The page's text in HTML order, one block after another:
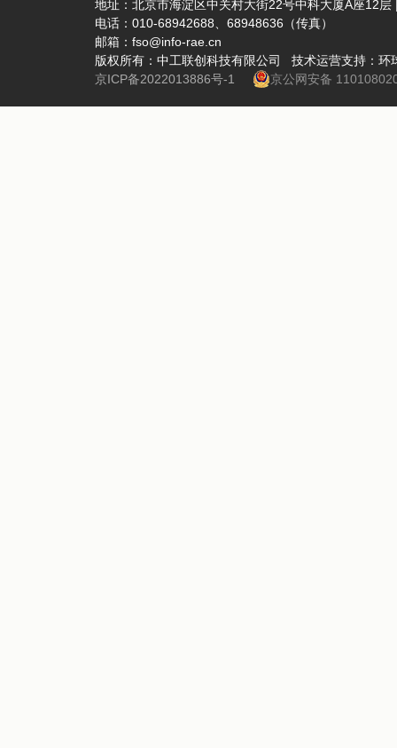
地址：北京市海淀区中关村大街22号中科大厦A座12层
电话：010-68942688、68948636（传真）
邮箱：fso@info-rae.cn
版权所有：中工联创科技有限公司 技术运营支持：
京ICP备2022013886号-1
京公网安备